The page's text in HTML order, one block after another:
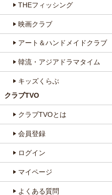
THEフィッシング
映画クラブ
アート＆ハンドメイドクラブ
韓流・アジアドラマタイム
キッズくらぶ
クラブTVO
クラブTVOとは
会員登録
ログイン
マイページ
よくある質問